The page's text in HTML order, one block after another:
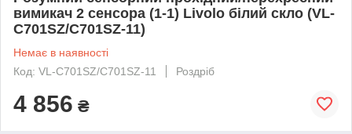
вимикач 2 сенсора (1-1) Livolo білий скло (VL-
C701SZ/C701SZ-11)
Немає в наявності
Код: VL-C701SZ/C701SZ-11
Роздріб
4 856 ₴